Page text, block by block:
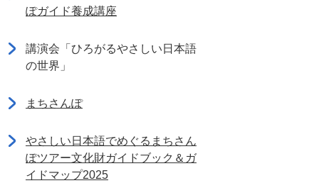
ぽガイド養成講座
講演会「ひろがるやさしい日本語
の世界」
まちさんぽ
やさしい日本語でめぐるまちさん
ぽツアー文化財ガイドブック＆ガ
イドマップ2025